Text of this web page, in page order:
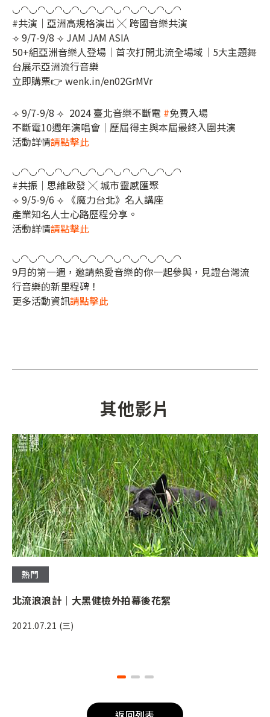
◡◠◡◠◡◠◡◠◡◠◡◠◡◠◡◠◡◠◡◠
#共演｜亞洲高規格演出 ╳ 跨國音樂共演
⟢ 9/7-9/8 ⟢ JAM JAM ASIA
50+組亞洲音樂人登場｜首次打開北流全場域｜5大主題舞
台展示亞洲流行音樂
立即購票👉 wenk.in/en02GrMVr ​
⟢ 9/7-9/8 ⟢ ​ 2024 臺北音樂不斷電 #免費入場
不斷電10週年演唱會｜歷屆得主與本屆最終入圍共演
活動詳情請點擊此
◡◠◡◠◡◠◡◠◡◠◡◠◡◠◡◠◡◠◡◠
#共振｜思維啟發 ╳ 城市靈感匯聚
⟢ 9/5-9/6 ⟢ 《魔力台北》名人講座
產業知名人士心路歷程分享。
活動詳情請點擊此
◡◠◡◠◡◠◡◠◡◠◡◠◡◠◡◠◡◠◡◠
9月的第一週，邀請熱愛音樂的你一起參與，見證台灣流
行音樂的新里程碑！
更多活動資訊請點擊此
其他影片
熱門
北流浪浪計｜大黑健檢外拍幕後花絮
2021.07.21 (三)